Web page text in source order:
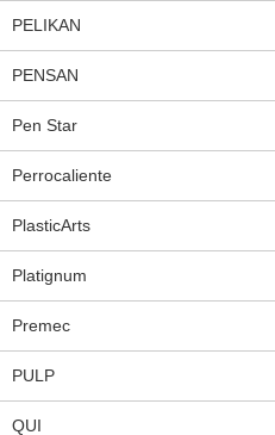
PELIKAN
PENSAN
Pen Star
Perrocaliente
PlasticArts
Platignum
Premec
PULP
QUI